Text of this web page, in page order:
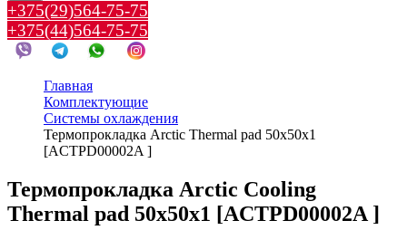
+375(29)564-75-75
+375(44)564-75-75
Главная
Комплектующие
Системы охлаждения
Термопрокладка Arctic Thermal pad 50x50x1
[ACTPD00002A ]
Термопрокладка Arctic Cooling
Thermal pad 50x50x1 [ACTPD00002A ]